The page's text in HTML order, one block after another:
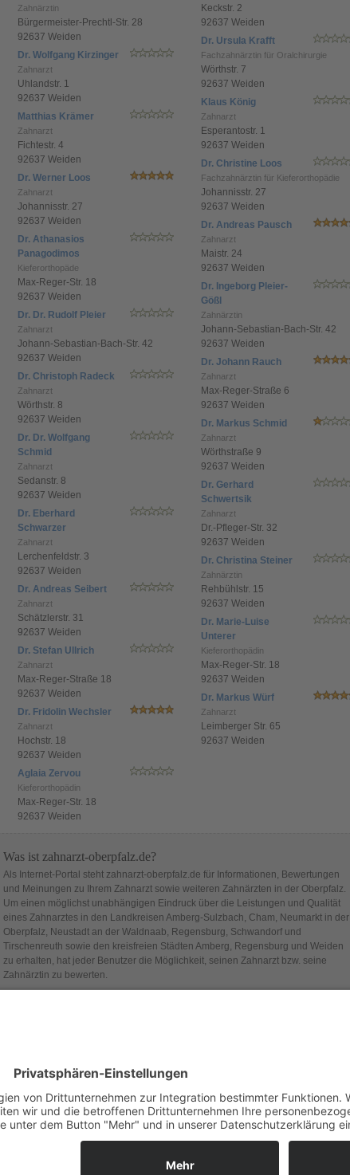
Zahnärztin
Bürgermeister-Prechtl-Str. 28
92637 Weiden
Dr. Wolfgang Kirzinger
Zahnarzt
Uhlandstr. 1
92637 Weiden
Matthias Krämer
Zahnarzt
Fichtestr. 4
92637 Weiden
Dr. Werner Loos
Zahnarzt
Johannisstr. 27
92637 Weiden
Dr. Athanasios
Panagodimos
Kieferorthopäde
Max-Reger-Str. 18
92637 Weiden
Dr. Dr. Rudolf Pleier
Zahnarzt
Johann-Sebastian-Bach-Str. 42
92637 Weiden
Dr. Christoph Radeck
Zahnarzt
Wörthstr. 8
92637 Weiden
Dr. Dr. Wolfgang
Schmid
Zahnarzt
Sedanstr. 8
92637 Weiden
Dr. Eberhard
Schwarzer
Zahnarzt
Lerchenfeldstr. 3
92637 Weiden
Dr. Andreas Seibert
Zahnarzt
Schätzlerstr. 31
92637 Weiden
Dr. Stefan Ullrich
Zahnarzt
Max-Reger-Straße 18
92637 Weiden
Dr. Fridolin Wechsler
Zahnarzt
Hochstr. 18
92637 Weiden
Aglaia Zervou
Kieferorthopädin
Max-Reger-Str. 18
92637 Weiden
Keckstr. 2
92637 Weiden
Dr. Ursula Krafft
Fachzahnärztin für Oralchirurgie
Wörthstr. 7
92637 Weiden
Klaus König
Zahnarzt
Esperantostr. 1
92637 Weiden
Dr. Christine Loos
Fachzahnärztin für Kieferorthopädie
Johannisstr. 27
92637 Weiden
Dr. Andreas Pausch
Zahnarzt
Maistr. 24
92637 Weiden
Dr. Ingeborg Pleier-
Gößl
Zahnärztin
Johann-Sebastian-Bach-Str. 42
92637 Weiden
Dr. Johann Rauch
Zahnarzt
Max-Reger-Straße 6
92637 Weiden
Dr. Markus Schmid
Zahnarzt
Wörthstraße 9
92637 Weiden
Dr. Gerhard
Schwertsik
Zahnarzt
Dr.-Pfleger-Str. 32
92637 Weiden
Dr. Christina Steiner
Zahnärztin
Rehbühlstr. 15
92637 Weiden
Dr. Marie-Luise
Unterer
Kieferorthopädin
Max-Reger-Str. 18
92637 Weiden
Dr. Markus Würf
Zahnarzt
Leimberger Str. 65
92637 Weiden
Was ist zahnarzt-oberpfalz.de?
Als Internet-Portal steht zahnarzt-oberpfalz.de für Informationen, Bewertungen
und Meinungen zu Ihrem Zahnarzt sowie weiteren Zahnärzten in der Oberpfalz.
Um einen möglichst unabhängigen Eindruck über die Leistungen und Qualität
eines Zahnarztes in den Landkreisen Amberg-Sulzbach, Cham, Neumarkt in der
Oberpfalz, Neustadt an der Waldnaab, Regensburg, Schwandorf und
Tirschenreuth sowie den kreisfreien Städten Amberg, Regensburg und Weiden
zu erhalten, hat jeder Benutzer die Möglichkeit, seinen Zahnarzt bzw. seine
Zahnärztin zu bewerten.